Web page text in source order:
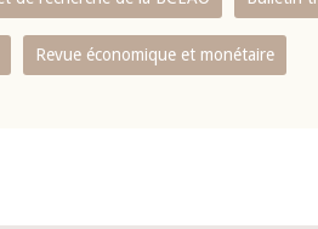
Revue économique et monétaire